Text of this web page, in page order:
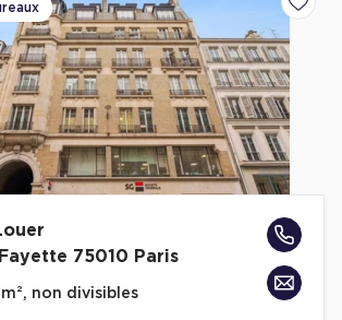
75010 Paris
m², non divisibles